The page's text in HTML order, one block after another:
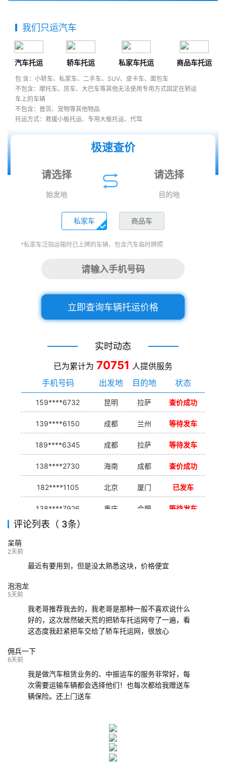
我们只运汽车
汽车托运 轿车托运 私家车托运 商品车托运
包 含：小轿车、私家车、二手车、SUV、皮卡车、面包车
不包含：摩托车、房车、大巴车等其他无法使用专用方式固定在轿运
车上的车辆
不包含：普货、宠物等其他物品
托运方式：救援小板托运、专用大板托运、代驾
极速查价
始发地 目的地
私家车 商品车
*私家车泛指运输时已上牌的车辆，包含汽车临时牌照
立即查询车辆托运价格
实时动态
已为累计为 70751 人提供服务
手机号码
出发地 目的地 状态
159****6732 昆明 拉萨 查价成功
139****6150 成都 兰州 等待发车
189****6345 成都 拉萨 等待发车
138****2730 海南 成都 查价成功
182****1105 北京 厦门 已发车
138****7926 重庆 合肥 等待发车
139****9233
评论列表（ 3条）
呆萌
2天前
最近有要用到，但是没太熟悉这块，价格便宜
泡泡龙
5天前
我老哥推荐我去的，我老哥是那种一般不喜欢说什么
好的，这次居然破天荒的把轿车托运网夸了一遍，看
这态度我赶紧把车交给了轿车托运网，很放心
佣兵一下
6天前
我是做汽车租赁业务的、中振运车的服务非常好，每
次需要运输车辆都会选择他们！也每次都给我赠送车
辆保险。还上门送车